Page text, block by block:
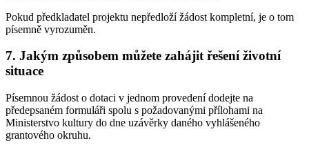
Pokud předkladatel projektu nepředloží žádost kompletní, je o tom
písemně vyrozuměn.
7. Jakým způsobem můžete zahájit řešení životní
situace
Písemnou žádost o dotaci v jednom provedení dodejte na
předepsaném formuláři spolu s požadovanými přílohami na
Ministerstvo kultury do dne uzávěrky daného vyhlášeného
grantového okruhu.